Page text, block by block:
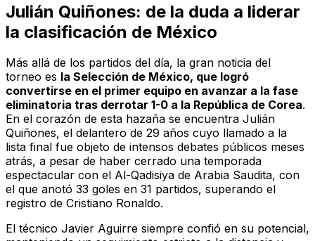
Julián Quiñones: de la duda a liderar
la clasificación de México
Más allá de los partidos del día, la gran noticia del
torneo es la Selección de México, que logró
convertirse en el primer equipo en avanzar a la fase
eliminatoria tras derrotar 1-0 a la República de Corea.
En el corazón de esta hazaña se encuentra Julián
Quiñones, el delantero de 29 años cuyo llamado a la
lista final fue objeto de intensos debates públicos meses
atrás, a pesar de haber cerrado una temporada
espectacular con el Al-Qadisiya de Arabia Saudita, con
el que anotó 33 goles en 31 partidos, superando el
registro de Cristiano Ronaldo.
El técnico Javier Aguirre siempre confió en su potencial,